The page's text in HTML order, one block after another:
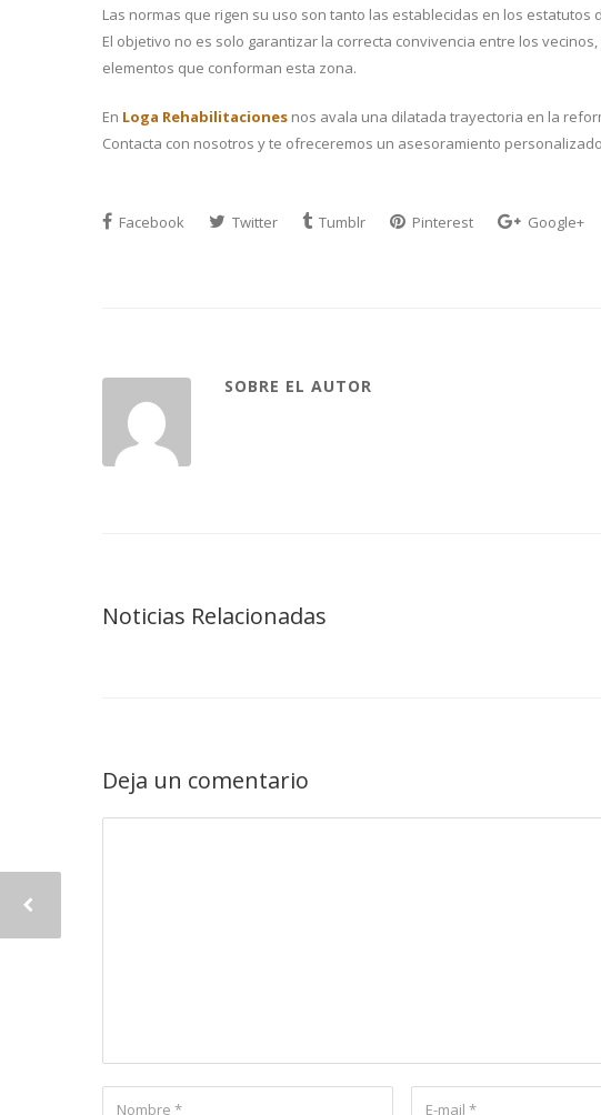
Las normas que rigen su uso son tanto las establecidas en los estatutos
El objetivo no es solo garantizar la correcta convivencia entre los
elementos que conforman esta zona.
En Loga Rehabilitaciones nos avala una dilatada trayectoria en la
Contacta con nosotros y te ofreceremos un asesoramiento
Facebook Twitter Tumblr Pinterest Google+
SOBRE EL AUTOR
Noticias Relacionadas
Deja un comentario